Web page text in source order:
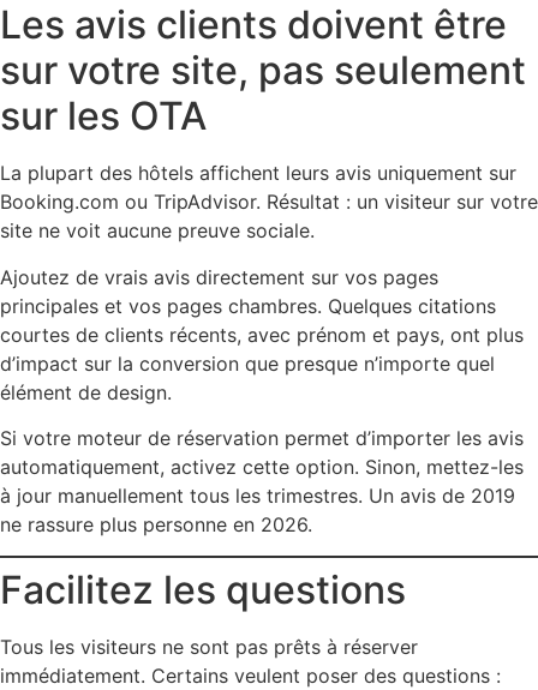
Les avis clients doivent être
sur votre site, pas seulement
sur les OTA
La plupart des hôtels affichent leurs avis uniquement sur
Booking.com ou TripAdvisor. Résultat : un visiteur sur votre
site ne voit aucune preuve sociale.
Ajoutez de vrais avis directement sur vos pages
principales et vos pages chambres. Quelques citations
courtes de clients récents, avec prénom et pays, ont plus
d’impact sur la conversion que presque n’importe quel
élément de design.
Si votre moteur de réservation permet d’importer les avis
automatiquement, activez cette option. Sinon, mettez-les
à jour manuellement tous les trimestres. Un avis de 2019
ne rassure plus personne en 2026.
Facilitez les questions
Tous les visiteurs ne sont pas prêts à réserver
immédiatement. Certains veulent poser des questions :